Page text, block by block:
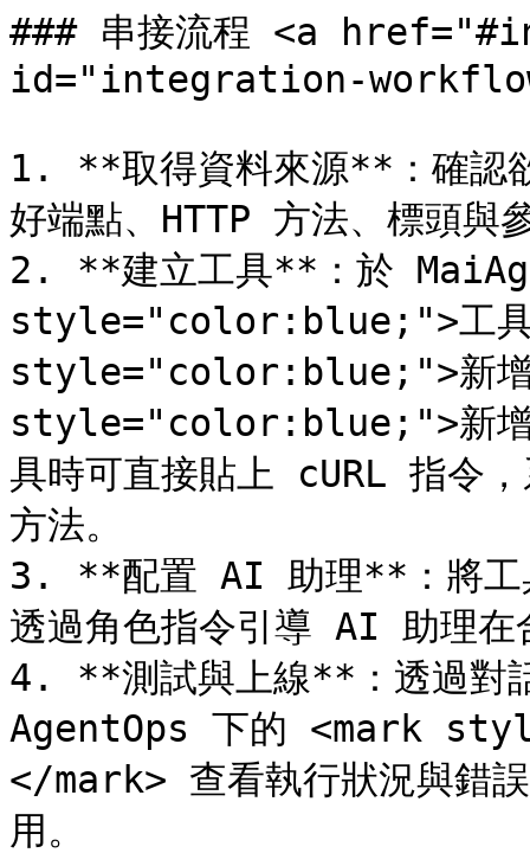
### 串接流程 <a
id="integration-
1. **取得資料來源**：確認
好端點、HTTP 方法、標頭與
2. **建立工具**：於
style="color:blue;">工具
style="color:blue;">新增
style="color:blue;">新增
具時可直接貼上 cURL 指令
方法。
3. **配置 AI 助理**：將工
透過角色指令引導 AI 助理在
4. **測試與上線**：透過對
AgentOps 下的 <mark
</mark> 查看執行狀況與錯
用。